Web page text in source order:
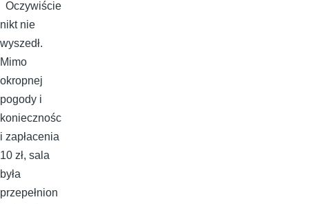
Oczywiście
nikt nie
wyszedł.
Mimo
okropnej
pogody i
koniecznośc
i zapłacenia
10 zł, sala
była
przepełnion